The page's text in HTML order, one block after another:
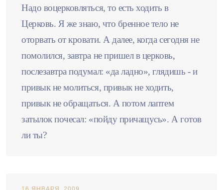
Надо воцерковляться, то есть ходить в
Церковь. Я же знаю, что бренное тело не
оторвать от кровати. А далее, когда сегодня не
помолился, завтра не пришел в церковь,
послезавтра подумал: «да ладно», глядишь - и
привык не молиться, привык не ходить,
привык не обращаться. А потом лаптем
затылок почесал: «пойду причащусь». А готов
ли ты?